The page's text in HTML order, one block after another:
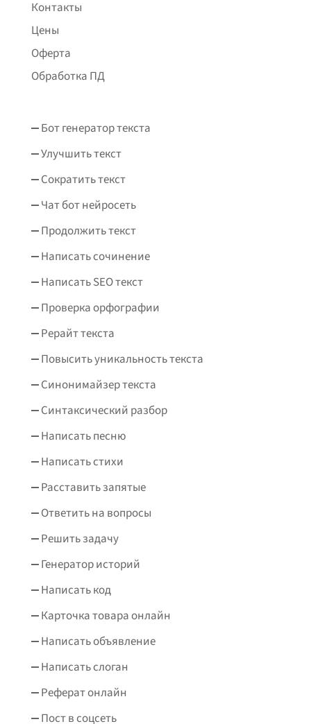
Контакты
Цены
Оферта
Обработка ПД
Бот генератор текста
Улучшить текст
Сократить текст
Чат бот нейросеть
Продолжить текст
Написать сочинение
Написать SEO текст
Проверка орфографии
Рерайт текста
Повысить уникальность текста
Синонимайзер текста
Синтаксический разбор
Написать песню
Написать стихи
Расставить запятые
Ответить на вопросы
Решить задачу
Генератор историй
Написать код
Карточка товара онлайн
Написать объявление
Написать слоган
Реферат онлайн
Пост в соцсеть